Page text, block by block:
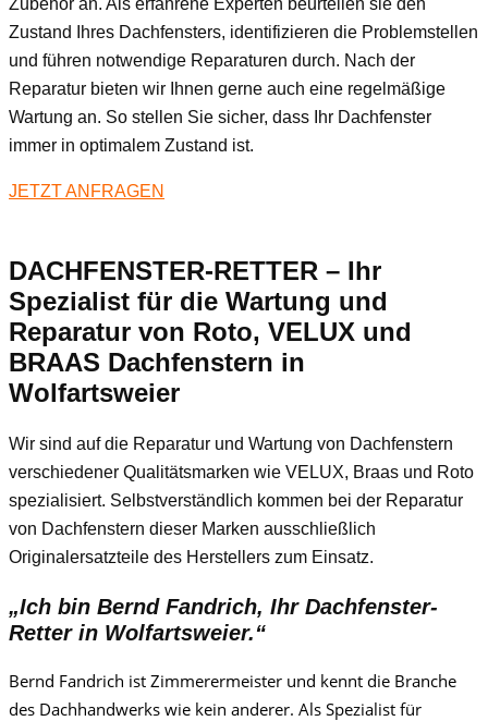
Zustand Ihres Dachfensters, identifizieren die Problemstellen
und führen notwendige Reparaturen durch. Nach der
Reparatur bieten wir Ihnen gerne auch eine regelmäßige
Wartung an. So stellen Sie sicher, dass Ihr Dachfenster
immer in optimalem Zustand ist.
JETZT ANFRAGEN
DACHFENSTER-RETTER – Ihr
Spezialist für die Wartung und
Reparatur von Roto, VELUX und
BRAAS Dachfenstern in
Wolfartsweier
Wir sind auf die Reparatur und Wartung von Dachfenstern
verschiedener Qualitätsmarken wie VELUX, Braas und Roto
spezialisiert. Selbstverständlich kommen bei der Reparatur
von Dachfenstern dieser Marken ausschließlich
Originalersatzteile des Herstellers zum Einsatz.
„Ich bin Bernd Fandrich, Ihr Dachfenster-
Retter in Wolfartsweier.“
Bernd Fandrich ist Zimmerermeister und kennt die Branche
des Dachhandwerks wie kein anderer. Als Spezialist für